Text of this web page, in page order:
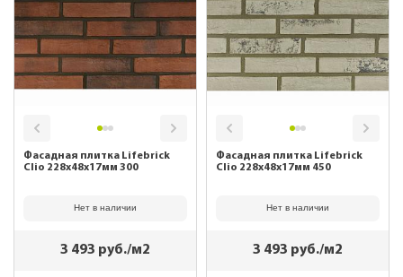
Фасадная плитка Lifebrick
Clio 228х48х17мм 300
Нет в наличии
3 493 руб./м2
Фасадная плитка Lifebrick
Clio 228х48х17мм 450
Нет в наличии
3 493 руб./м2